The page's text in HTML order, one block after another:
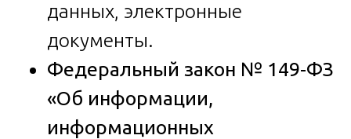
данных, электронные
документы.
Федеральный закон № 149-ФЗ
«Об информации,
информационных